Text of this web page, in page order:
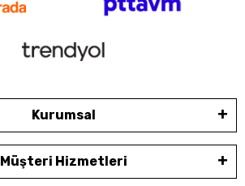
Kurumsal
Müşteri Hizmetleri